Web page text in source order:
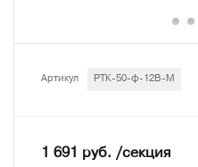
Артикул РТК-50-ф-12В-М
1 691 руб. /секция